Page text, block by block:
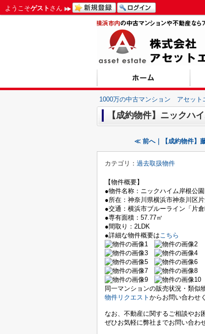
ようこそゲスト さん
1000万の中古マンション アセット
【成約物件】ニックハ
≪ 前へ｜【成約物件】
カテゴリ： 過去取扱物件
【物件概要】
●物件名称：ニックハイム岸根公園
●所在：神奈川県横浜市神奈川区
●交通：横浜市ブルーライン「片
●専有面積：57.77㎡
●間取り：2LDK
●詳細な物件概要はこちら
同一マンションの販売状況・類似
物件リクエスト からお問い合わせ
なお、不動産に関するご相談やお
ぜひお気軽に弊社までお問い合わ